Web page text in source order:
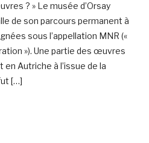
? » Le musée d’Orsay
de son parcours permanent à
sous l’appellation MNR («
»). Une partie des œuvres
Autriche à l’issue de la
[…]